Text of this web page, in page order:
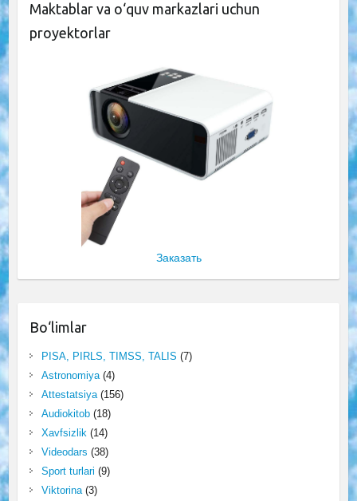
Maktablar va o‘quv markazlari uchun
proyektorlar
Заказать
Bo‘limlar
PISA, PIRLS, TIMSS, TALIS (7)
Astronomiya(4)
Attestatsiya(156)
Audiokitob(18)
Xavfsizlik(14)
Videodars (38)
Sport turlari (9)
Viktorina(3)